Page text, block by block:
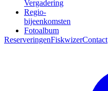
Vergadering
Regio-
bijeenkomsten
Fotoalbum
ReserveringenFiskwizerContact